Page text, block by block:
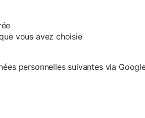
vous avez choisie
personnelles suivantes via